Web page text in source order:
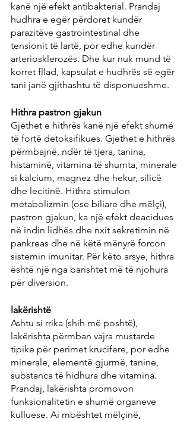
kanë një efekt antibakterial. Prandaj
hudhra e egër përdoret kundër
parazitëve gastrointestinal dhe
tensionit të lartë, por edhe kundër
arteriosklerozës. Dhe kur nuk mund të
korret fllad, kapsulat e hudhrës së egër
tani janë gjithashtu të disponueshme.
Hithra pastron gjakun
Gjethet e hithrës kanë një efekt shumë
të fortë detoksifikues. Gjethet e hithrës
përmbajnë, ndër të tjera, tanina,
histaminë, vitamina të shumta, minerale
si kalcium, magnez dhe hekur, silicë
dhe lecitinë. Hithra stimulon
metabolizmin (ose biliare dhe mëlçi),
pastron gjakun, ka një efekt deacidues
në indin lidhës dhe nxit sekretimin në
pankreas dhe në këtë mënyrë forcon
sistemin imunitar. Për këto arsye, hithra
është një nga barishtet më të njohura
për diversion.
lakërishtë
Ashtu si rrika (shih më poshtë),
lakërishta përmban vajra mustarde
tipike për perimet krucifere, por edhe
minerale, elementë gjurmë, tanine,
substanca të hidhura dhe vitamina.
Prandaj, lakërishta promovon
funksionalitetin e shumë organeve
kulluese. Ai mbështet mëlçinë,